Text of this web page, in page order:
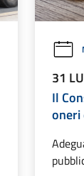
31
Il
oneri